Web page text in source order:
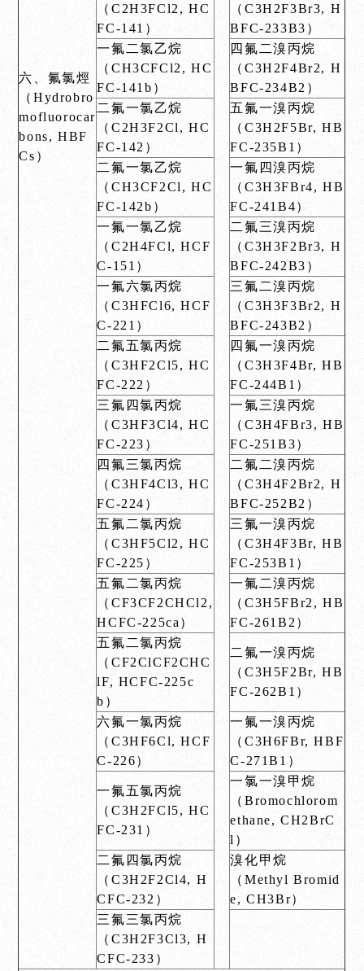
六、氟氯烴
（Hydrobro
mofluorocar
bons, HBF
Cs）
（C2H3FCl2, HC
FC-141）
（C3H2F3Br3, H
BFC-233B3）
一氟二氯乙烷
（CH3CFCl2, HC
FC-141b）
四氟二溴丙烷
（C3H2F4Br2, H
BFC-234B2）
二氟一氯乙烷
（C2H3F2Cl, HC
FC-142）
五氟一溴丙烷
（C3H2F5Br, HB
FC-235B1）
二氟一氯乙烷
（CH3CF2Cl, HC
FC-142b）
一氟四溴丙烷
（C3H3FBr4, HB
FC-241B4）
一氟一氯乙烷
（C2H4FCl, HCF
C-151）
二氟三溴丙烷
（C3H3F2Br3, H
BFC-242B3）
一氟六氯丙烷
（C3HFCl6, HCF
C-221）
三氟二溴丙烷
（C3H3F3Br2, H
BFC-243B2）
二氟五氯丙烷
（C3HF2Cl5, HC
FC-222）
四氟一溴丙烷
（C3H3F4Br, HB
FC-244B1）
三氟四氯丙烷
（C3HF3Cl4, HC
FC-223）
一氟三溴丙烷
（C3H4FBr3, HB
FC-251B3）
四氟三氯丙烷
（C3HF4Cl3, HC
FC-224）
二氟二溴丙烷
（C3H4F2Br2, H
BFC-252B2）
五氟二氯丙烷
（C3HF5Cl2, HC
FC-225）
三氟一溴丙烷
（C3H4F3Br, HB
FC-253B1）
五氟二氯丙烷
（CF3CF2CHCl2,
HCFC-225ca）
一氟二溴丙烷
（C3H5FBr2, HB
FC-261B2）
五氟二氯丙烷
（CF2ClCF2CHC
lF, HCFC-225c
b）
二氟一溴丙烷
（C3H5F2Br, HB
FC-262B1）
六氟一氯丙烷
（C3HF6Cl, HCF
C-226）
一氟一溴丙烷
（C3H6FBr, HBF
C-271B1）
一氟五氯丙烷
（C3H2FCl5, HC
FC-231）
一氯一溴甲烷
（Bromochlorom
ethane, CH2BrC
l）
二氟四氯丙烷
（C3H2F2Cl4, H
CFC-232）
溴化甲烷
（Methyl Bromid
e, CH3Br）
三氟三氯丙烷
（C3H2F3Cl3, H
CFC-233）